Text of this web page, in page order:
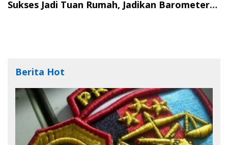
Sukses Jadi Tuan Rumah, Jadikan Barometer
Berita Hot